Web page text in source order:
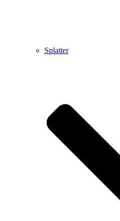
Splatter